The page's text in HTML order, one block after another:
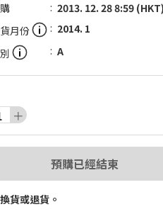
2013. 12. 28 8:59 (HKT)
月份
2014. 1
A
＋
預購已經結束
貨或退貨。